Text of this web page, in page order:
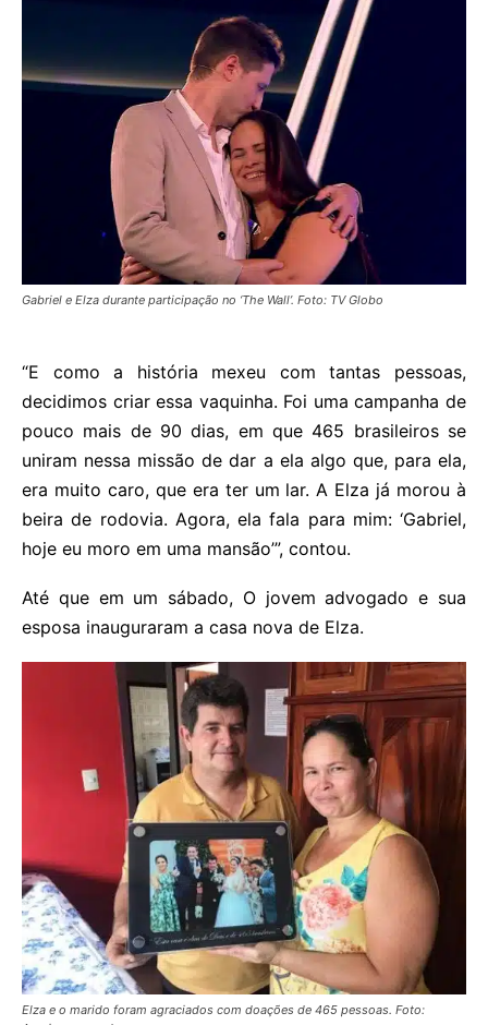
Gabriel e Elza durante participação no ‘The Wall’. Foto: TV Globo
“E como a história mexeu com tantas pessoas,
decidimos criar essa vaquinha. Foi uma campanha de
pouco mais de 90 dias, em que 465 brasileiros se
uniram nessa missão de dar a ela algo que, para ela,
era muito caro, que era ter um lar. A Elza já morou à
beira de rodovia. Agora, ela fala para mim: ‘Gabriel,
hoje eu moro em uma mansão’”, contou.
Até que em um sábado, O jovem advogado e sua
esposa inauguraram a casa nova de Elza.
Elza e o marido foram agraciados com doações de 465 pessoas. Foto: